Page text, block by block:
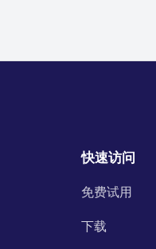
快速访问
免费试用
下载